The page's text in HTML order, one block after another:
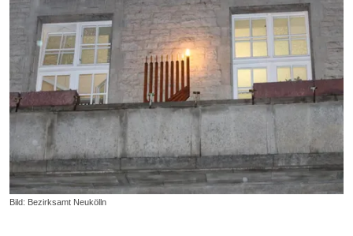
Bild: Bezirksamt Neukölln